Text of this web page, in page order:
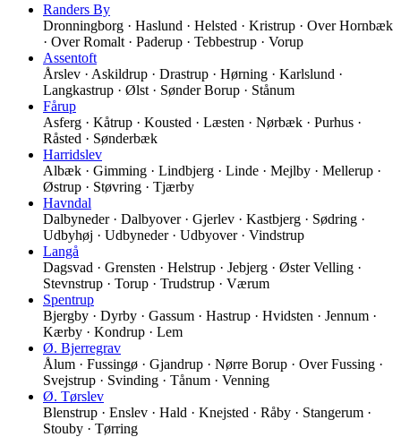
Randers By
Dronningborg · Haslund · Helsted · Kristrup · Over Hornbæk
· Over Romalt · Paderup · Tebbestrup · Vorup
Assentoft
Årslev · Askildrup · Drastrup · Hørning · Karlslund ·
Langkastrup · Ølst · Sønder Borup · Stånum
Fårup
Asferg · Kåtrup · Kousted · Læsten · Nørbæk · Purhus ·
Råsted · Sønderbæk
Harridslev
Albæk · Gimming · Lindbjerg · Linde · Mejlby · Mellerup ·
Østrup · Støvring · Tjærby
Havndal
Dalbyneder · Dalbyover · Gjerlev · Kastbjerg · Sødring ·
Udbyhøj · Udbyneder · Udbyover · Vindstrup
Langå
Dagsvad · Grensten · Helstrup · Jebjerg · Øster Velling ·
Stevnstrup · Torup · Trudstrup · Værum
Spentrup
Bjergby · Dyrby · Gassum · Hastrup · Hvidsten · Jennum ·
Kærby · Kondrup · Lem
Ø. Bjerregrav
Ålum · Fussingø · Gjandrup · Nørre Borup · Over Fussing ·
Svejstrup · Svinding · Tånum · Venning
Ø. Tørslev
Blenstrup · Enslev · Hald · Knejsted · Råby · Stangerum ·
Stouby · Tørring